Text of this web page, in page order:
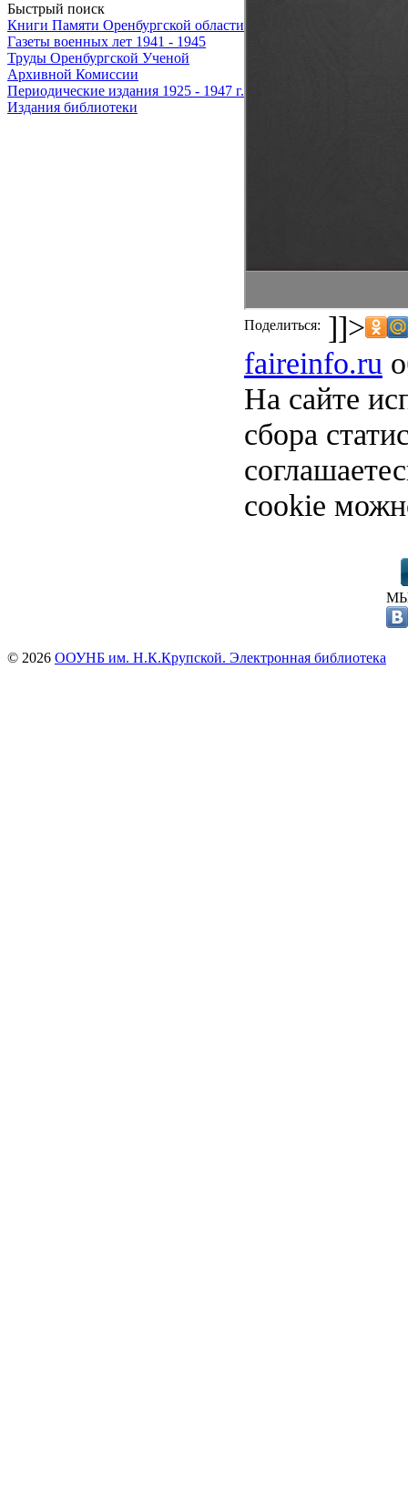
Быстрый поиск
Книги Памяти Оренбургской области
Газеты военных лет 1941 - 1945
Труды Оренбургской Ученой
Архивной Комиссии
Периодические издания 1925 - 1947 г.
Издания библиотеки
Поделиться: ]]>
faireinfo.ru
На сайте
сбора
cookie
© 2026 ООУНБ им. Н.К.Крупской. Электронная библиотека